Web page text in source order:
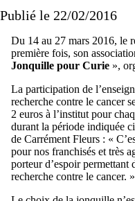
Publié le 22/02/2016
Du 14 au 27 mars 2016, le
première fois, son
Jonquille pour Curie »,
La participation de
recherche contre le cancer
2 euros à l’institut pour
durant la période indiquée
de Carrément Fleurs : «
pour nos franchisés et très
porteur d’espoir permettant
recherche contre le cancer. »